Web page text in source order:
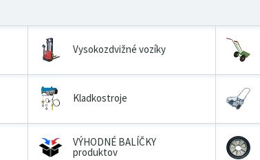
Vysokozdvižné vozíky
Kladkostroje
VÝHODNÉ BALÍČKY
produktov